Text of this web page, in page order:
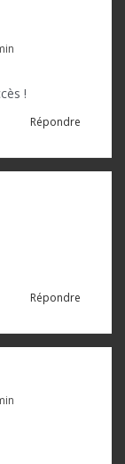
!
Répondre
Répondre